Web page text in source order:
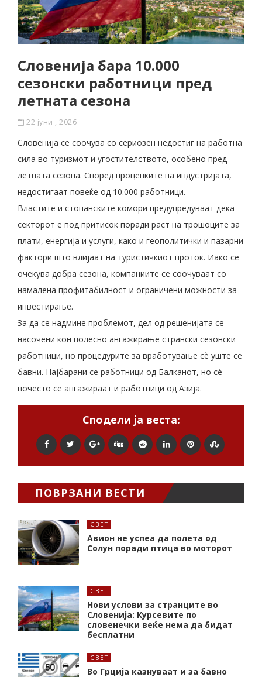
Словенија бара 10.000
сезонски работници пред
летната сезона
22 јуни , 2026
Словенија се соочува со сериозен недостиг на работна
сила во туризмот и угостителството, особено пред
летната сезона. Според проценките на индустријата,
недостигаат повеќе од 10.000 работници.
Властите и стопанските комори предупредуваат дека
секторот е под притисок поради раст на трошоците за
плати, енергија и услуги, како и геополитички и пазарни
фактори што влијаат на туристичкиот проток. Иако се
очекува добра сезона, компаниите се соочуваат со
намалена профитабилност и ограничени можности за
инвестирање.
За да се надмине проблемот, дел од решенијата се
насочени кон полесно ангажирање странски сезонски
работници, но процедурите за вработување сè уште се
бавни. Најбарани се работници од Балканот, но сè
почесто се ангажираат и работници од Азија.
Сподели ја веста:
ПОВРЗАНИ ВЕСТИ
СВЕТ
Авион не успеа да полета од
Солун поради птица во моторот
СВЕТ
Нови услови за странците во
Словенија: Курсевите по
словенечки веќе нема да бидат
бесплатни
СВЕТ
Во Грција казнуваат и за бавно